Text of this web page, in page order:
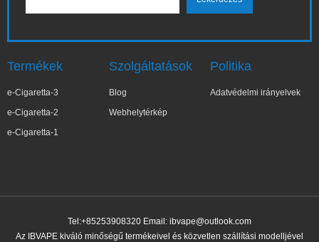
Termékek
e-Cigaretta-3
e-Cigaretta-2
e-Cigaretta-1
Szolgáltatások
Blog
Webhelytérkép
Politika
Adatvédelmi irányelvek
Tel:+85253908320 Email: ibvape@outlook.com
Az IBVAPE kiváló minőségű termékeivel és közvetlen szállítási modelljével